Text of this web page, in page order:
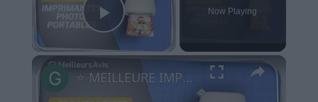
Play Video
Now Playing
×
⭐️ MEILLEURE IMPRIMANTE PHOTO PORTABLE - Comparatif 2025